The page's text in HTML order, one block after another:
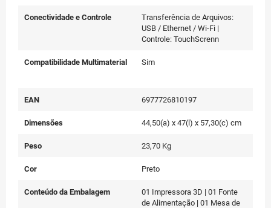
Conectividade e Controle
Transferência de Arquivos:
USB / Ethernet / Wi-Fi |
Controle: TouchScrenn
Compatibilidade Multimaterial Sim
EAN 6977726810197
Dimensões 44,50(a) x 47(l) x 57,30(c) cm
Peso 23,70 Kg
Cor Preto
Conteúdo da Embalagem
01 Impressora 3D | 01 Fonte
de Alimentação | 01 Mesa de